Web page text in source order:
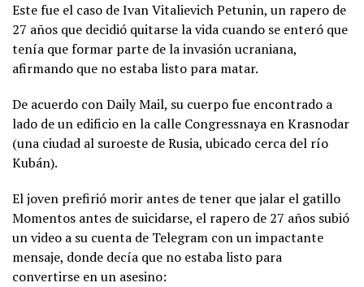
Este fue el caso de Ivan Vitalievich Petunin, un rapero de
27 años que decidió quitarse la vida cuando se enteró que
tenía que formar parte de la invasión ucraniana,
afirmando que no estaba listo para matar.
De acuerdo con Daily Mail, su cuerpo fue encontrado a
lado de un edificio en la calle Congressnaya en Krasnodar
(una ciudad al suroeste de Rusia, ubicado cerca del río
Kubán).
El joven prefirió morir antes de tener que jalar el gatillo
Momentos antes de suicidarse, el rapero de 27 años subió
un video a su cuenta de Telegram con un impactante
mensaje, donde decía que no estaba listo para
convertirse en un asesino: